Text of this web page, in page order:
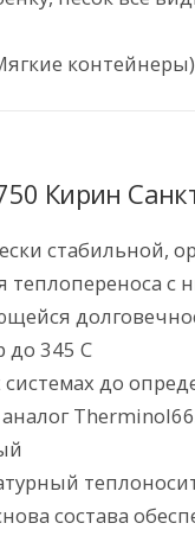
контейнеры)
Кирин
стабильной,
с
до 345 C
до
аналог
состава